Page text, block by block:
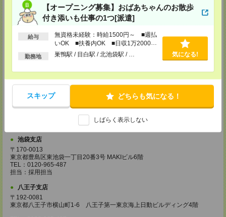
【オープニング募集】おばあちゃんのお散歩
付き添いも仕事の1つ[派遣]
給与
無資格未経験：時給1500円～ ■週払
いOK ■扶養内OK ■日収1万2000円
以上
勤務地 巣鴨駅 / 目白駅 / 北池袋駅 / … 気になる!
スキップ どちらも気になる！
しばらく表示しない
藤沢支店
神奈川県藤沢市鵠沼石上1－5－4 ISM藤沢 4階
担当：採用担当
千葉県柏市柏4－2－1 メットライフ柏ビル7階
甲府支店
甲府センタービル3F
池袋支店
〒170-0013
東京都豊島区東池袋一丁目20番3号 MAKIビル6階
TEL：0120-965-487
担当：採用担当
八王子支店
〒192-0081
東京都八王子市横山町1-6 八王子第一東京海上日動ビルディング4階